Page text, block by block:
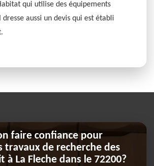
qui utilise des équipements
aussi un devis qui est établi
faire confiance pour
travaux de recherche des
La Fleche dans le 72200?